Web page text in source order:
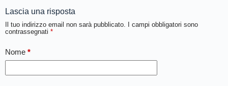
Lascia una risposta
Il tuo indirizzo email non sarà pubblicato.
I campi obbligatori sono
contrassegnati *
Nome *